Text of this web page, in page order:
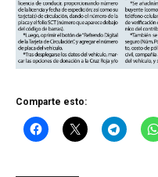
Comparte esto: